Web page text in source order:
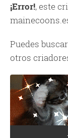
¡Error!, este
Puedes
otros